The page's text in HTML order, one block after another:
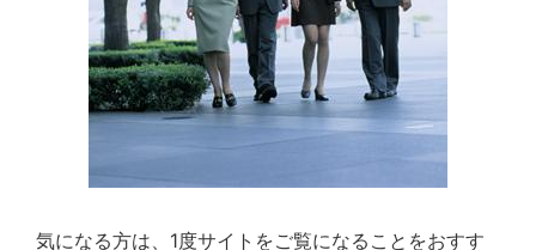
気になる方は、1度サイトをご覧になることをおすす